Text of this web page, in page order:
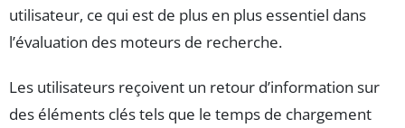
utilisateur, ce qui est de plus en plus essentiel dans
l’évaluation des moteurs de recherche.
Les utilisateurs reçoivent un retour d’information sur
des éléments clés tels que le temps de chargement